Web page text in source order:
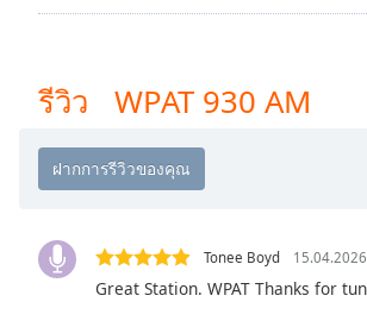
Time-
Playback
Chapters
Descriptions
รีวิว WPAT 930 AM
Tonee Boyd 15.04.2026
Great Station. WPAT Thanks for